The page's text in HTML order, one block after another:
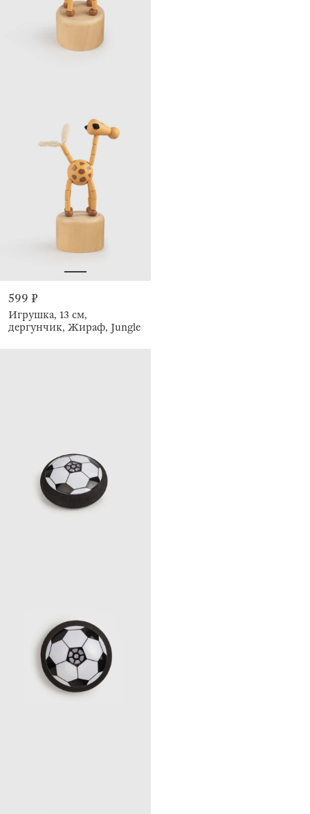
599 ₽
Игрушка, 13 см,
дергунчик, Жираф, Jungle